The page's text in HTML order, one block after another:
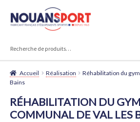
Aller
Aller
Accueil Réalisation
Réhabilitation du
Bains
RÉHABILITATION DU
COMMUNAL DE VAL LES